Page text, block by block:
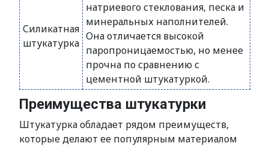
Силикатная
штукатурка
натриевого стеклования, песка и
минеральных наполнителей.
Она отличается высокой
паропроницаемостью, но менее
прочна по сравнению с
цементной штукатуркой.
Преимущества штукатурки
Штукатурка обладает рядом преимуществ,
которые делают ее популярным материалом